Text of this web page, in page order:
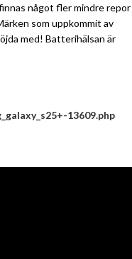
något fler mindre repor
som uppkommit av
med! Batterihälsan är
13609.php